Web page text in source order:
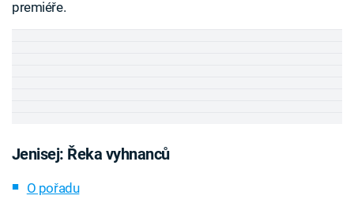
premiéře.
Jenisej: Řeka vyhnanců
O pořadu